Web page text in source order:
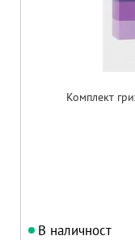
Комплект
В наличност